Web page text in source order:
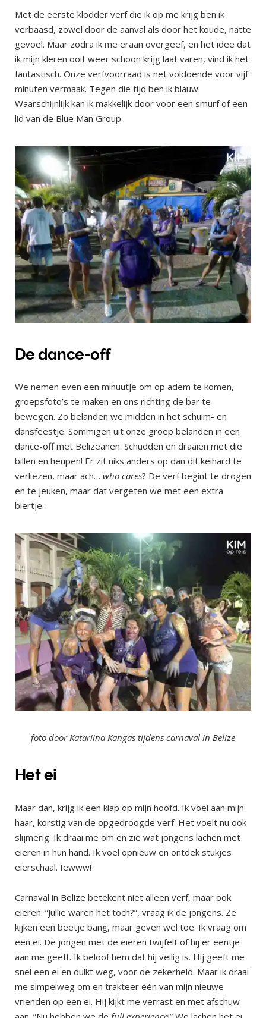
Met de eerste klodder verf die ik op me krijg ben ik
verbaasd, zowel door de aanval als door het koude, natte
gevoel. Maar zodra ik me eraan overgeef, en het idee dat
ik mijn kleren ooit weer schoon krijg laat varen, vind ik het
fantastisch. Onze verfvoorraad is net voldoende voor vijf
minuten vermaak. Tegen die tijd ben ik blauw.
Waarschijnlijk kan ik makkelijk door voor een smurf of een
lid van de Blue Man Group.
De dance-off
We nemen even een minuutje om op adem te komen,
groepsfoto’s te maken en ons richting de bar te
bewegen. Zo belanden we midden in het schuim- en
dansfeestje. Sommigen uit onze groep belanden in een
dance-off met Belizeanen. Schudden en draaien met die
billen en heupen! Er zit niks anders op dan dit keihard te
verliezen, maar ach… who cares? De verf begint te drogen
en te jeuken, maar dat vergeten we met een extra
biertje.
foto door Katariina Kangas tijdens carnaval in Belize
Het ei
Maar dan, krijg ik een klap op mijn hoofd. Ik voel aan mijn
haar, korstig van de opgedroogde verf. Het voelt nu ook
slijmerig. Ik draai me om en zie wat jongens lachen met
eieren in hun hand. Ik voel opnieuw en ontdek stukjes
eierschaal. Iewww!
Carnaval in Belize betekent niet alleen verf, maar ook
eieren. “Jullie waren het toch?”, vraag ik de jongens. Ze
kijken een beetje bang, maar geven wel toe. Ik vraag om
een ei. De jongen met de eieren twijfelt of hij er eentje
aan me geeft. Ik beloof hem dat hij veilig is. Hij geeft me
snel een ei en duikt weg, voor de zekerheid. Maar ik draai
me simpelweg om en trakteer één van mijn nieuwe
vrienden op een ei. Hij kijkt me verrast en met afschuw